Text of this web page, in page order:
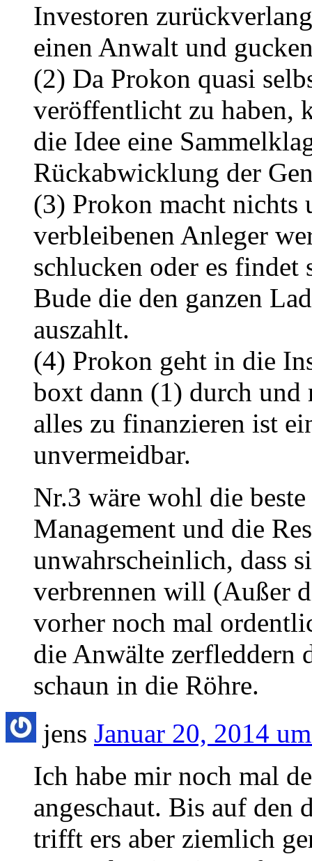
Investoren
einen Anwalt und
(2) Da Prokon quasi
veröffentlicht zu haben,
die Idee eine
Rückabwicklung der
(3) Prokon macht nichts
verbleibenen Anleger
schlucken oder es
Bude die den ganzen
auszahlt.
(4) Prokon geht in die
boxt dann (1) durch und
alles zu finanzieren ist
unvermeidbar.
Nr.3 wäre wohl die
Management und die
unwahrscheinlich, dass
verbrennen will (Außer
vorher noch mal
die Anwälte zerfleddern
schaun in die Röhre.
jens Januar 20, 2014
Ich habe mir noch mal
angeschaut. Bis auf den
trifft ers aber ziemlich